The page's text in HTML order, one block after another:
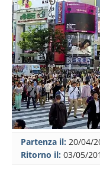
Partenza il: 20/04/
Ritorno il: 03/05/